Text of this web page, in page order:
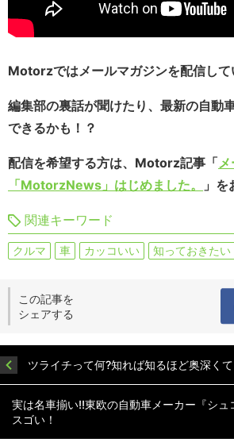
Motorzではメールマガジンを配信して
編集部の裏話が聞けたり、最新の自動
できるかも！？
配信を希望する方は、Motorz記事「
「MotorzNews」はじめました。
」
関連キーワード
クルマ 車 カッコいい 知っておきたい
この記事を
シェアする
ツライチって何?知れば知るほど奥深く
実は名車揃い!!東欧の自動車メーカー『シュ
スゴい！